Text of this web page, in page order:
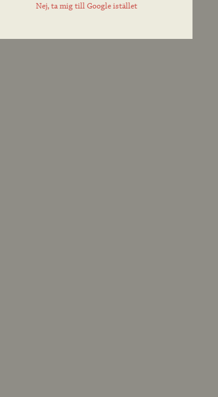
Nej, ta mig till Google istället